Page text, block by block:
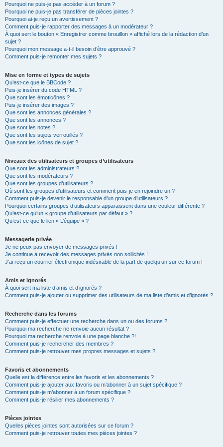
Pourquoi ne puis-je pas accéder à un forum ?
Pourquoi ne puis-je pas transférer de pièces jointes ?
Pourquoi ai-je reçu un avertissement ?
Comment puis-je rapporter des messages à un modérateur ?
À quoi sert le bouton « Enregistrer comme brouillon » affiché lors de la rédaction d’un
sujet ?
Pourquoi mon message a-t-il besoin d’être approuvé ?
Comment puis-je remonter mes sujets ?
Mise en forme et types de sujets
Qu’est-ce que le BBCode ?
Puis-je insérer du code HTML ?
Que sont les émoticônes ?
Puis-je insérer des images ?
Que sont les annonces générales ?
Que sont les annonces ?
Que sont les notes ?
Que sont les sujets verrouillés ?
Que sont les icônes de sujet ?
Niveaux des utilisateurs et groupes d’utilisateurs
Que sont les administrateurs ?
Que sont les modérateurs ?
Que sont les groupes d’utilisateurs ?
Où sont les groupes d’utilisateurs et comment puis-je en rejoindre un ?
Comment puis-je devenir le responsable d’un groupe d’utilisateurs ?
Pourquoi certains groupes d’utilisateurs apparaissent dans une couleur différente ?
Qu’est-ce qu’un « groupe d’utilisateurs par défaut » ?
Qu’est-ce que le lien « L’équipe » ?
Messagerie privée
Je ne peux pas envoyer de messages privés !
Je continue à recevoir des messages privés non sollicités !
J’ai reçu un courrier électronique indésirable de la part de quelqu’un sur ce forum !
Amis et ignorés
À quoi sert ma liste d’amis et d’ignorés ?
Comment puis-je ajouter ou supprimer des utilisateurs de ma liste d’amis et d’ignorés ?
Recherche dans les forums
Comment puis-je effectuer une recherche dans un ou des forums ?
Pourquoi ma recherche ne renvoie aucun résultat ?
Pourquoi ma recherche renvoie à une page blanche ?!
Comment puis-je rechercher des membres ?
Comment puis-je retrouver mes propres messages et sujets ?
Favoris et abonnements
Quelle est la différence entre les favoris et les abonnements ?
Comment puis-je ajouter aux favoris ou m’abonner à un sujet spécifique ?
Comment puis-je m’abonner à un forum spécifique ?
Comment puis-je résilier mes abonnements ?
Pièces jointes
Quelles pièces jointes sont autorisées sur ce forum ?
Comment puis-je retrouver toutes mes pièces jointes ?